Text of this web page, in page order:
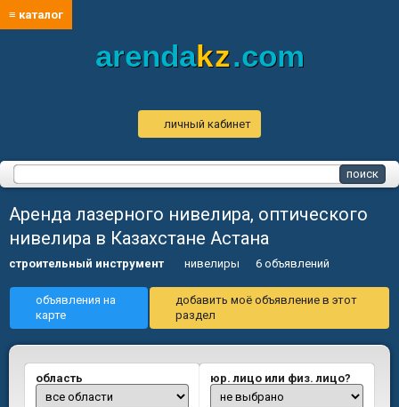
≡ каталог
arendakz.com
личный кабинет
Аренда лазерного нивелира, оптического
нивелира в Казахстане Астана
строительный инструмент нивелиры 6 объявлений
объявления на
карте
добавить моё объявление в этот
раздел
область юр. лицо или физ. лицо?